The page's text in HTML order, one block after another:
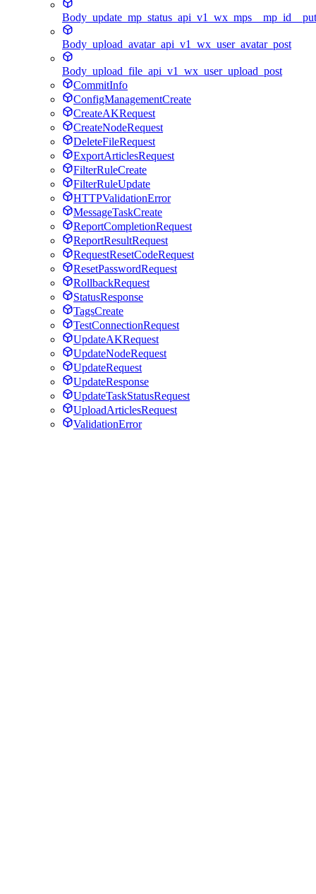
Body_update_mp_status_api_v1_wx_mps__mp_id__put
Body_upload_avatar_api_v1_wx_user_avatar_post
Body_upload_file_api_v1_wx_user_upload_post
CommitInfo
ConfigManagementCreate
CreateAKRequest
CreateNodeRequest
DeleteFileRequest
ExportArticlesRequest
FilterRuleCreate
FilterRuleUpdate
HTTPValidationError
MessageTaskCreate
ReportCompletionRequest
ReportResultRequest
RequestResetCodeRequest
ResetPasswordRequest
RollbackRequest
StatusResponse
TagsCreate
TestConnectionRequest
UpdateAKRequest
UpdateNodeRequest
UpdateRequest
UpdateResponse
UpdateTaskStatusRequest
UploadArticlesRequest
ValidationError